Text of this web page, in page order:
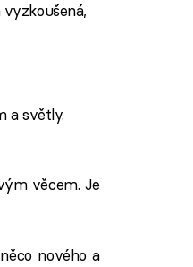
a světly.
věcem. Je
nového a